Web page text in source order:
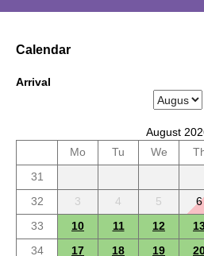
Calendar
Arrival
August
Mo
Tu We
31
32
3 4 5 6
33
10 11 12
34
17 18 19